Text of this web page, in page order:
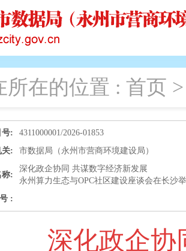
所在的位置 : 首页
号:
4311000001/2026-01853
关:
市数据局（永州市营商环境建设局）
称:
深化政企协同 共谋数字经济新发展
永州算力生态与OPC社区建设座谈会在长沙
:
深化政企协